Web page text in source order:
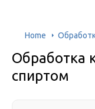
Home
Обработка
спиртом